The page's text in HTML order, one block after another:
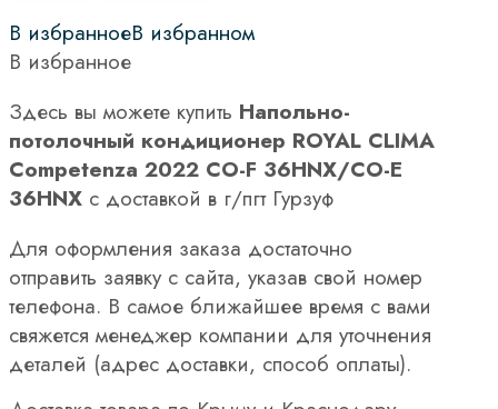
В избранноеВ избранном
В избранное
Здесь вы можете купить Напольно-
потолочный кондиционер ROYAL CLIMA
Competenza 2022 CO-F 36HNX/CO-E
36HNX с доставкой в г/пгт Гурзуф
Для оформления заказа достаточно
отправить заявку с сайта, указав свой номер
телефона. В самое ближайшее время с вами
свяжется менеджер компании для уточнения
деталей (адрес доставки, способ оплаты).